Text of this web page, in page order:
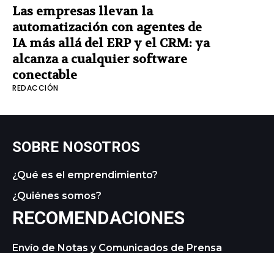
Las empresas llevan la
automatización con agentes de
IA más allá del ERP y el CRM: ya
alcanza a cualquier software
conectable
REDACCIÓN
SOBRE NOSOTROS
¿Qué es el emprendimiento?
¿Quiénes somos?
RECOMENDACIONES
Envío de Notas y Comunicados de Prensa